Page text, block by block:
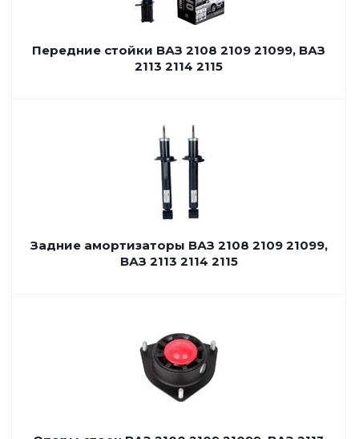
Передние стойки ВАЗ 2108 2109 21099, ВАЗ
2113 2114 2115
Задние амортизаторы ВАЗ 2108 2109 21099,
ВАЗ 2113 2114 2115